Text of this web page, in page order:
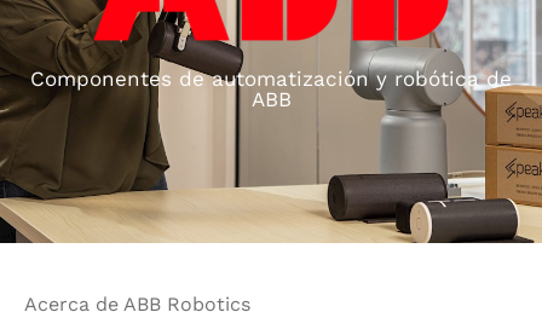
Componentes de automatización y robótica de
ABB
Acerca de ABB Robotics